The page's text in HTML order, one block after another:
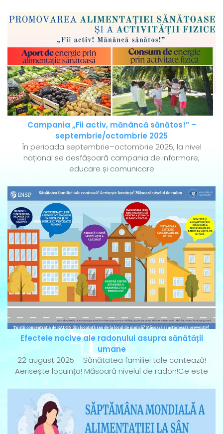
Campania „Fii activ, mănâncă sănătos!” –
septembrie/octombrie 2025
În perioada septembrie–octombrie 2025, la nivel
național se desfășoară campania de informare,
educare și comunicare
Efectele nocive ale radonului asupra sănătății
umane
22 august 2025 – Sănătatea familiei tale contează!
Aerisește locuința! Măsoară nivelul de radon!Ce este